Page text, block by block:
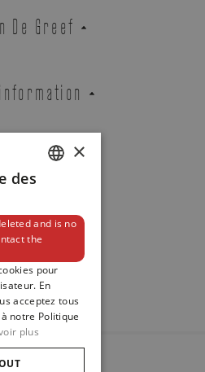
Boutique Knokke
De Greef
×
des
and is no
the
pour
En
acceptez tous
notre Politique
plus